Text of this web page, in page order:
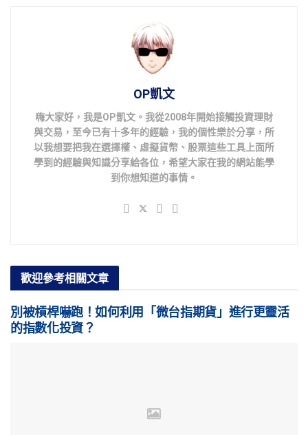
OP凱文
嗨大家好，我是OP凱文。我從2008年開始接觸投資理財
與交易，至今已有十多年的經驗，我的個性樂於分享，所
以我想要把我在選擇權、虛擬貨幣、股票這些工具上面所
學到的經驗與知識分享給各位，希望大家在我的網站能學
到你想知道的事情。
歡迎參考相關文章
別被槓桿嚇跑！如何利用「微台指期貨」進行更靈活
的指數化投資？